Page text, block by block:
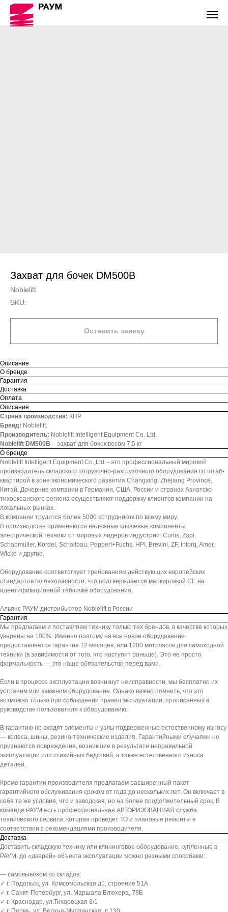
Захват для бочек DM500B
Noblelift
SKU:
Оставить заявку
Описание
О бренде
Гарантия
Доставка
Оплата
Описание
Страна производства: КНР.
Бренд: Noblelift.
Производитель: Noblelift Intelligent Equipment Co. Ltd.
Noblelift DM500B – захват для бочек весом 7,5 кг
О бренде
Noblelift Intelligent Equipment Co.,Ltd. - это профессиональный мировой
производитель складского погрузочно-разгрузочного оборудования со штаб-
квартирой в зоне экономического развития Changxing, Zhejiang Province,
Китай. Дочерние компании в Германии, США, России и странах Азиатско-
тихоокеанского региона осуществляют поддержку клиентов компании на
локальных рынках.
В компании трудится более 5000 сотрудников по всему миру.
В производстве применяются надежные ключевые компоненты
электрической техники от мировых лидеров индустрии: Curtis, Zapi,
Schabmuller, Kordel, Schaltbau, Pepperl+Fuchs, HPI, Brevini, ZF, Intorq, Amer,
Wicke и другие.
Оборудование соответствует требованиям действующих европейских
стандартов по безопасности, что подтверждается маркировкой СЕ на
идентификационной табличке оборудования.
Альянс РАУМ дистрибьютор Noblelift в России
Гарантия
Мы предлагаем и поставляем технику только тех брендов, в качестве которых
уверены на 100%. Именно поэтому на все новое оборудование
предоставляется гарантия 12 месяцев, или 1200 моточасов для самоходной
техники (в зависимости от того, что наступит раньше). Это не просто
формальность — это наше обязательство перед вами.
Если в процессе эксплуатации возникнут неисправности, мы бесплатно их
устраним или заменим оборудование. Однако важно помнить, что это
возможно только при соблюдении правил эксплуатации, прописанных в
руководстве пользователя к оборудованию.
В гарантию не входят элементы и узлы подверженные естественному износу
— колеса, шины, резино-технические изделия. Гарантийными случаями не
признаются повреждения, возникшие в результате неправильной
эксплуатации или стихийных бедствий, а также естественного износа
деталей.
Кроме гарантии производителя предлагаем расширенный пакет
гарантийного обслуживания сроком от года до нескольких лет. Он включает в
себя те же условия, что и заводская, но на более продолжительный срок. В
команде РАУМ есть профессиональная АВТОРИЗОВАННАЯ служба
технического сервиса, которая проведет ТО и плановые ремонты в
соответствии с рекомендациями производителя.
Доставка
Доставить складскую технику или клининговое оборудование, купленные в
РАУМ, до «дверей» объекта эксплуатации можно разными способами:
— самовывозом со складов:
✓ г. Подольск, ул. Комсомольская д1, строение 51А
✓ г. Санкт-Петербург, ул. Маршала Блюхера, 78Б
✓ г. Краснодар, ул.Тихорецкая 8/1